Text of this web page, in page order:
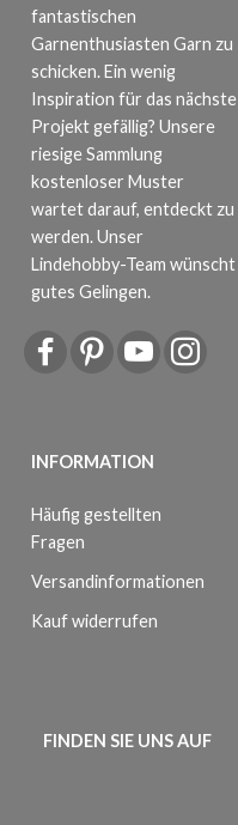
fantastischen
Garnenthusiasten Garn zu
schicken. Ein wenig
Inspiration für das nächste
Projekt gefällig? Unsere
riesige Sammlung
kostenloser Muster
wartet darauf, entdeckt zu
werden. Unser
Lindehobby-Team wünscht
gutes Gelingen.
INFORMATION
Häufig gestellten
Fragen
Versandinformationen
Kauf widerrufen
FINDEN SIE UNS AUF